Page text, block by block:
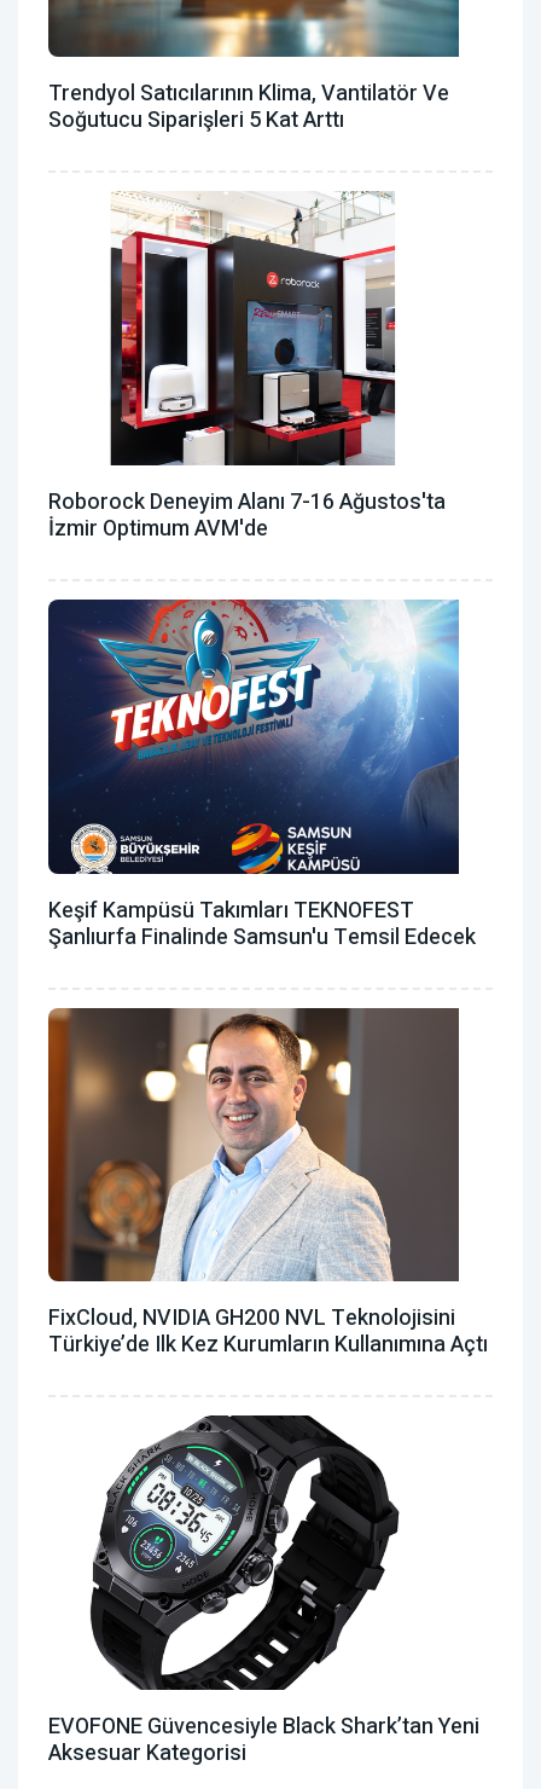
Trendyol Satıcılarının Klima, Vantilatör ‎ve
Soğutucu Siparişleri 5 Kat Arttı
Roborock Deneyim Alanı 7-16 Ağustos'ta
İzmir Optimum AVM'de
Keşif Kampüsü Takımları TEKNOFEST
Şanlıurfa Finalinde Samsun'u Temsil Edecek
FixCloud, NVIDIA GH200 NVL Teknolojisini
Türkiye’de Ilk Kez Kurumların Kullanımına Açtı
EVOFONE Güvencesiyle Black Shark’tan Yeni
Aksesuar Kategorisi